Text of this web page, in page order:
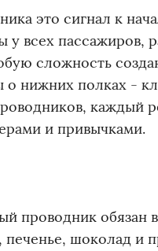
это сигнал к
всех пассажиров,
сложность
нижних полках -
каждый
и привычками.
проводник
печенье, шоколад и